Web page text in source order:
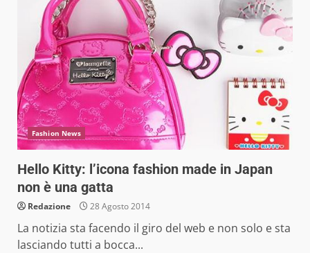
Fashion News
Hello Kitty: l’icona fashion made in Japan
non è una gatta
Redazione 28 Agosto 2014
La notizia sta facendo il giro del web e non solo e sta
lasciando tutti a bocca...